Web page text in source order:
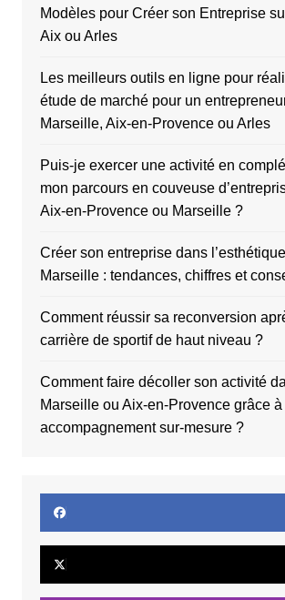
Modèles pour Créer son Entreprise
Aix ou Arles
Les meilleurs outils en ligne pour
étude de marché pour un
Marseille, Aix-en-Provence ou Arles
Puis-je exercer une activité en
mon parcours en couveuse
Aix-en-Provence ou Marseille ?
Créer son entreprise dans
Marseille : tendances, chiffres et
Comment réussir sa reconversion
carrière de sportif de haut niveau ?
Comment faire décoller son activité
Marseille ou Aix-en-Provence grâce à
accompagnement sur-mesure ?